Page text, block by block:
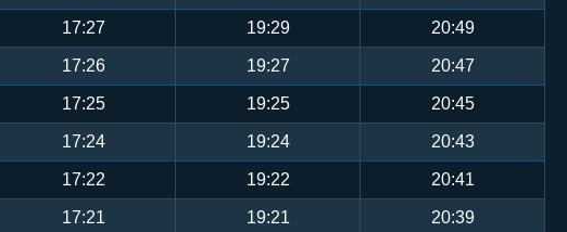
17:27 19:29 20:49
17:26 19:27 20:47
17:25 19:25 20:45
17:24 19:24 20:43
17:22 19:22 20:41
17:21 19:21 20:39